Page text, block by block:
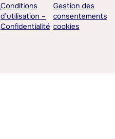
Conditions
d’utilisation –
Confidentialité
Gestion des
consentements
cookies